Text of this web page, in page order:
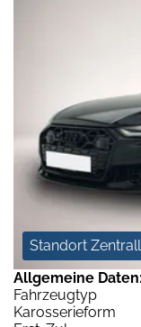
Standort
Allgemeine Daten:
Fahrzeugtyp
Karosserieform